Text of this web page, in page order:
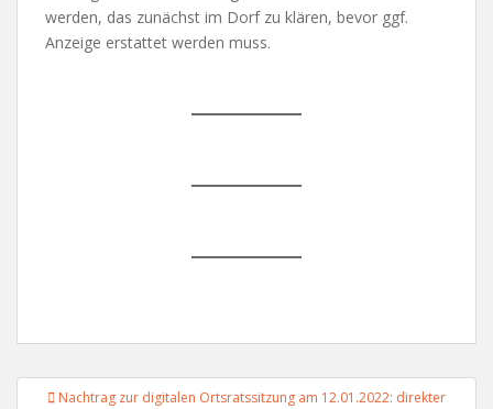
werden, das zunächst im Dorf zu klären, bevor ggf.
Anzeige erstattet werden muss.
Beitragsnavigation
Nachtrag zur digitalen Ortsratssitzung am 12.01.2022: direkter